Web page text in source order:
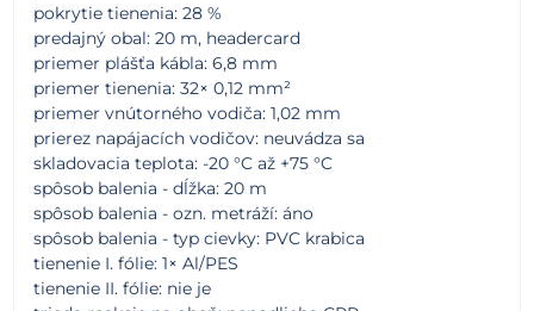
pokrytie tienenia: 28 %
predajný obal: 20 m, headercard
priemer plášťa kábla: 6,8 mm
priemer tienenia: 32× 0,12 mm²
priemer vnútorného vodiča: 1,02 mm
prierez napájacích vodičov: neuvádza sa
skladovacia teplota: -20 °C až +75 °C
spôsob balenia - dĺžka: 20 m
spôsob balenia - ozn. metráží: áno
spôsob balenia - typ cievky: PVC krabica
tienenie I. fólie: 1× Al/PES
tienenie II. fólie: nie je